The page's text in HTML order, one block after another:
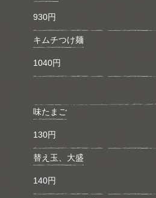
930円
キムチつけ麺
1040円
味たまご
130円
替え玉、大盛
140円